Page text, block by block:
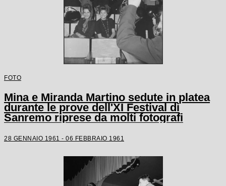
FOTO
Mina e Miranda Martino sedute in platea
durante le prove dell'XI Festival di
Sanremo riprese da molti fotografi
28 GENNAIO 1961 - 06 FEBBRAIO 1961